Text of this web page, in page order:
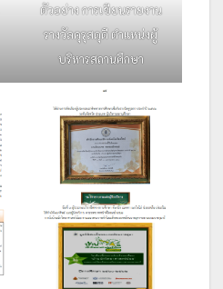
ตัวอย่าง การเขียนรายงาน
รางวัลคุรุสดุดี ตำแหน่งผู้
บริหารสถานศึกษา